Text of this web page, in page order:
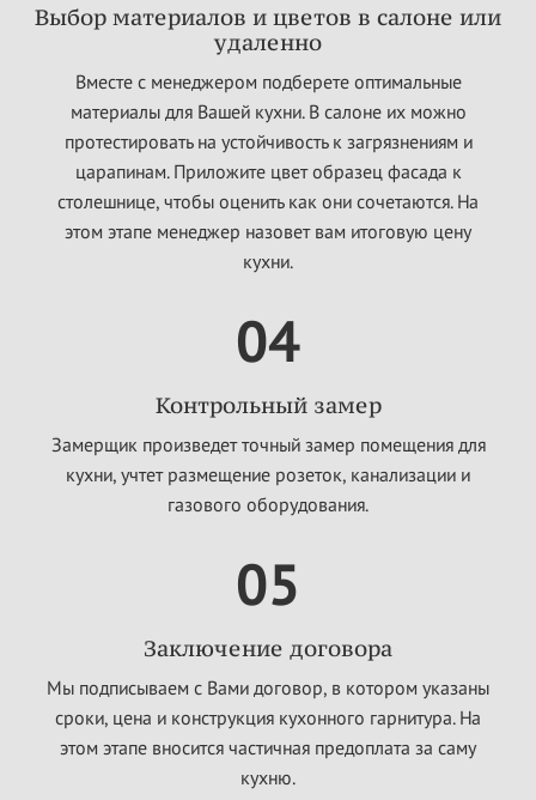
Выбор материалов и цветов в салоне или
удаленно
Вместе с менеджером подберете оптимальные
материалы для Вашей кухни. В салоне их можно
протестировать на устойчивость к загрязнениям и
царапинам. Приложите цвет образец фасада к
столешнице, чтобы оценить как они сочетаются. На
этом этапе менеджер назовет вам итоговую цену
кухни.
04
Контрольный замер
Замерщик произведет точный замер помещения для
кухни, учтет размещение розеток, канализации и
газового оборудования.
05
Заключение договора
Мы подписываем с Вами договор, в котором указаны
сроки, цена и конструкция кухонного гарнитура. На
этом этапе вносится частичная предоплата за саму
кухню.